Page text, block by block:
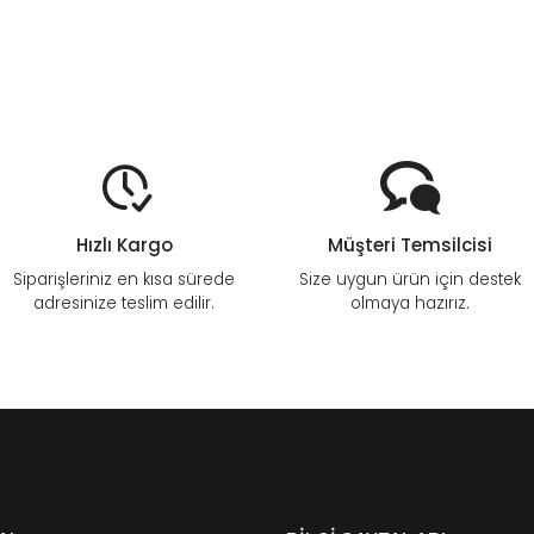
Hızlı Kargo
Siparişleriniz en kısa sürede
adresinize teslim edilir.
Müşteri Temsilcisi
Size uygun ürün için destek
olmaya hazırız.